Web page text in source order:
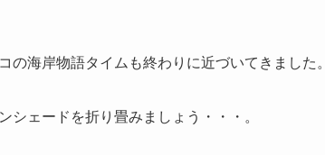
の海岸物語タイムも終わりに近づいてきました。
シェードを折り畳みましょう・・・。